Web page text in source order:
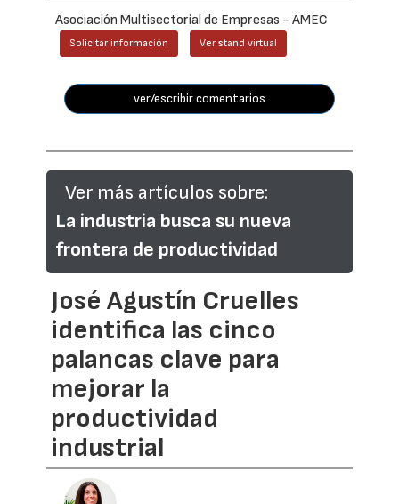
Asociación Multisectorial de Empresas - AMEC
Solicitar información Ver stand virtual
ver/escribir comentarios
Ver más artículos sobre:
La industria busca su nueva
frontera de productividad
José Agustín Cruelles
identifica las cinco
palancas clave para
mejorar la
productividad
industrial